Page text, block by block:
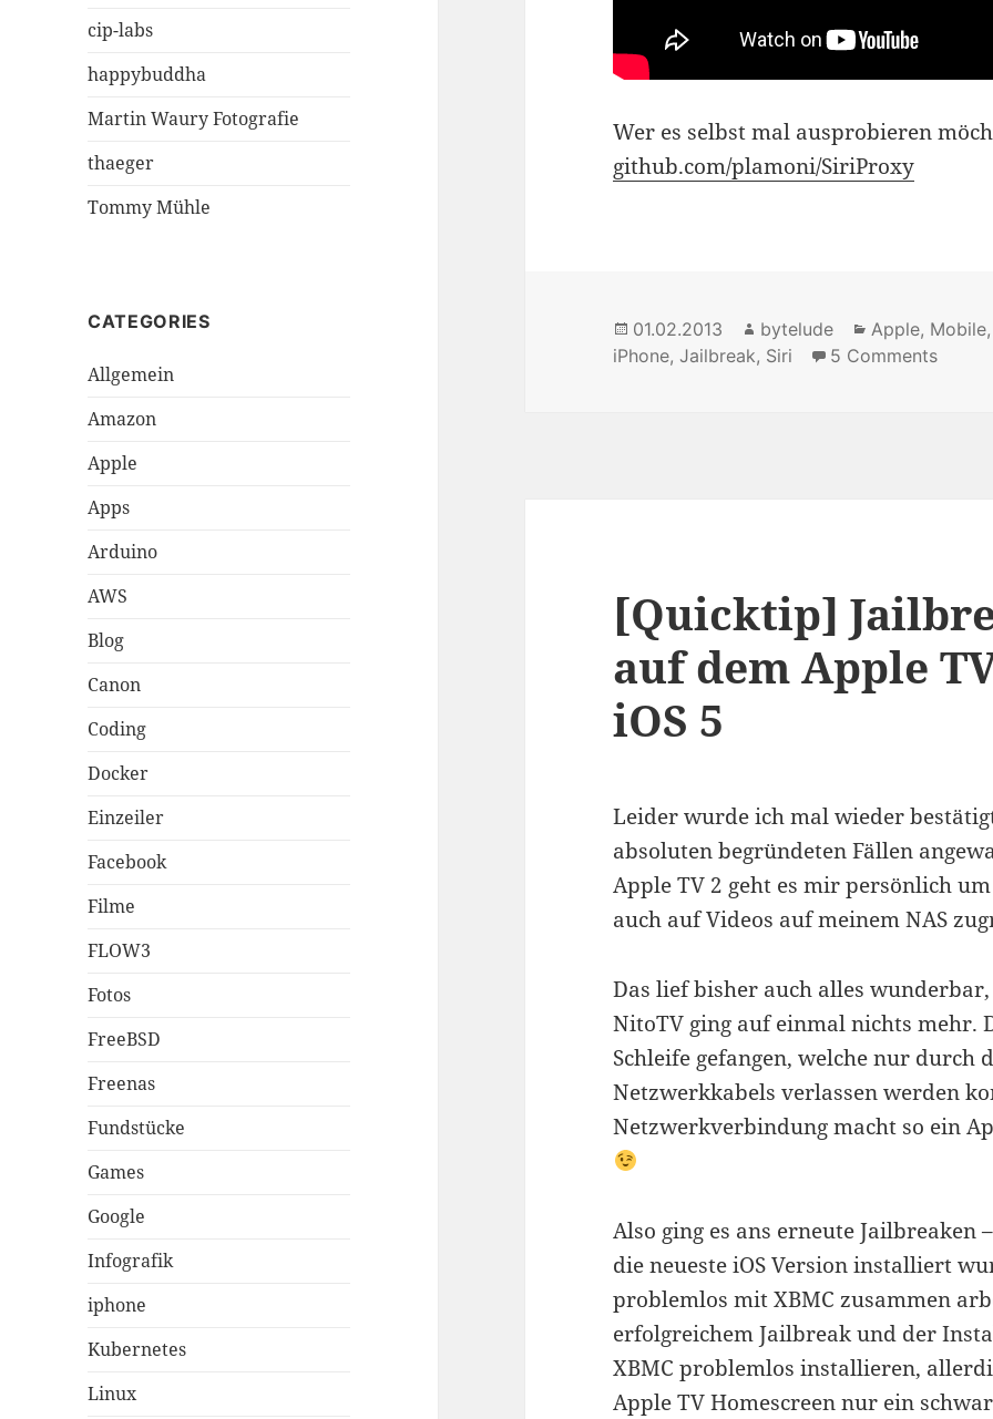
cip-labs
happybuddha
Martin Waury Fotografie
thaeger
Tommy Mühle
CATEGORIES
Allgemein
Amazon
Apple
Apps
Arduino
AWS
Blog
Canon
Coding
Docker
Einzeiler
Facebook
Filme
FLOW3
Fotos
FreeBSD
Freenas
Fundstücke
Games
Google
Infografik
iphone
Kubernetes
Linux
Wer es selbst mal ausprobieren
github.com/plamoni/SiriProxy
Posted
on
01.02.2013 Author
bytelude Categories
Apple, Mobile,
iPhone,Jailbreak, Siri 5 Comments
[Quicktip]
auf dem Apple
iOS 5
Leider wurde ich mal wieder
absoluten begründeten Fällen
Apple TV 2 geht es mir persönlich
auch auf Videos auf meinem NAS
Das lief bisher auch alles
NitoTV ging auf einmal nichts mehr.
Schleife gefangen, welche nur durch
Netzwerkkabels verlassen werden
Netzwerkverbindung macht so ein
Also ging es ans erneute Jailbreaken
die neueste iOS Version installiert
problemlos mit XBMC zusammen
erfolgreichem Jailbreak und der
XBMC problemlos installieren,
Apple TV Homescreen nur ein